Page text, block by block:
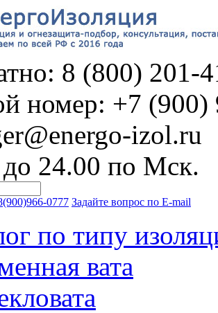
8 (800) 201-
номер: +7 (900)
izol.ru
24.00 по Мск.
0777 Задайте вопрос по E-mail
по типу
вата